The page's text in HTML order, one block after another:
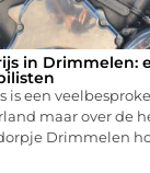
in Drimmelen:
is een
maar over de
Drimmelen